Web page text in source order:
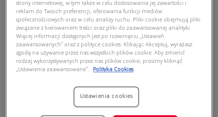
komputerze.
Nowoczesne soczewki przepuszczają tlen, dobrze utrzymują wilgoć i
są niemal niewyczuwalne, zapewniając komfort noszenia przez cały
dzień.
pełne, nieograniczone pole widzenia bez ramek okularów,
strony internetowej, w tym także w celu dostosowania jej zawartości i
reklam do Twoich preferencji, oferowania funkcji mediów
społecznościowych oraz w celu analizy ruchu. Pliki cookie obejmują pliki
związane z kierowaniem treści oraz pliki do zaawansowanej analityki.
Więcej informacji dostępnych jest po rozwinięciu „Ustawień
zaawansowanych” oraz z polityce cookies. Klikając Akceptuj, wyrażasz
zgodę na używanie przez nas wszystkich plików cookie. Aby zmienić
rodzaj wykorzystywanych przez nas plików cookie, prosimy kliknąć
„Ustawienia zaawansowane”.
Polityka Cookies
Ustawienia cookies